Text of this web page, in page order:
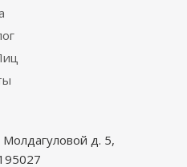
д. 5,